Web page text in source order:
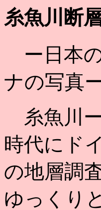
糸魚川断
ー 日本
ナの写真
糸魚川
時代にド
の地層調
ゆっくり